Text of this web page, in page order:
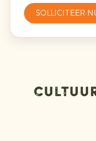
SOLLICITEER
Cultuur